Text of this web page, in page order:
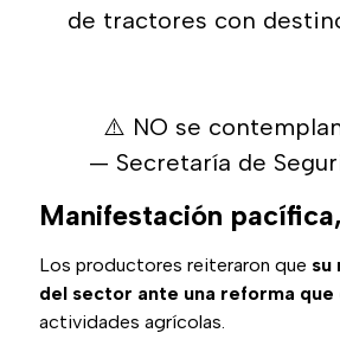
de tractores con
⚠️ NO se
— Secretaría de
Manifestación
Los productores reiteraron que su
del sector ante una reforma
actividades agrícolas.